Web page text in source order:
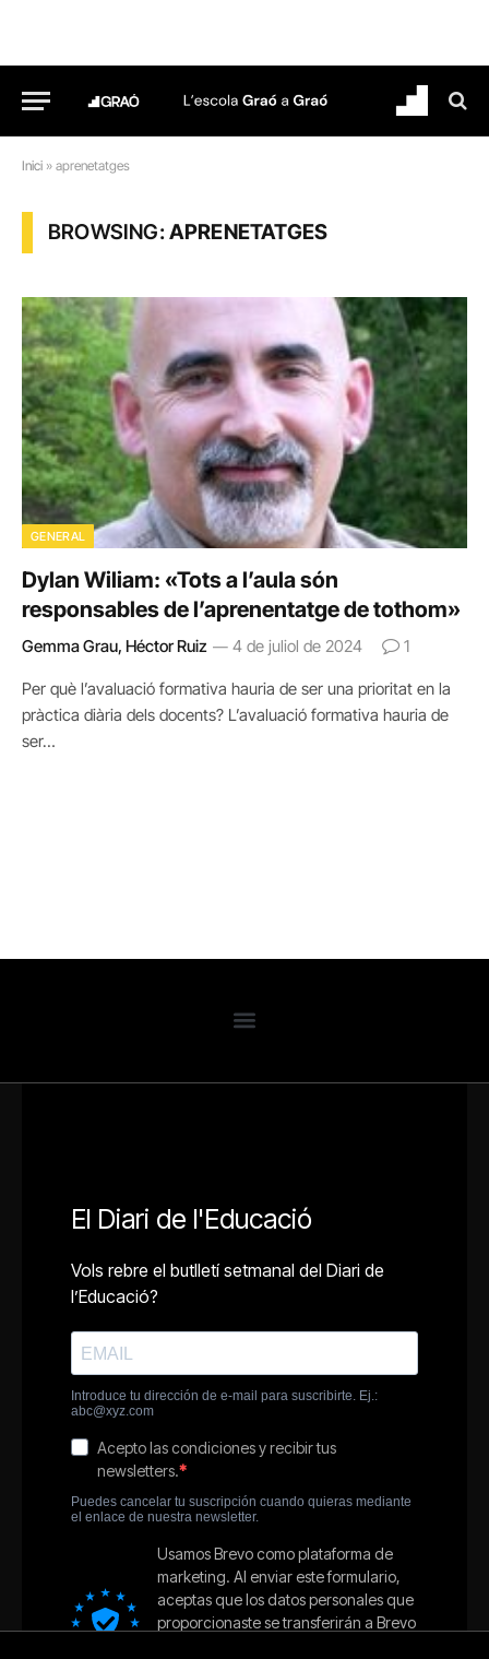
Inici » aprenetatges
BROWSING:APRENETATGES
GENERAL
Dylan Wiliam: «Tots a l’aula són
responsables de l’aprenentatge de tothom»
Gemma Grau, Héctor Ruiz 4 de juliol de 2024 1
Per què l’avaluació formativa hauria de ser una prioritat en la
pràctica diària dels docents? L’avaluació formativa hauria de
ser…